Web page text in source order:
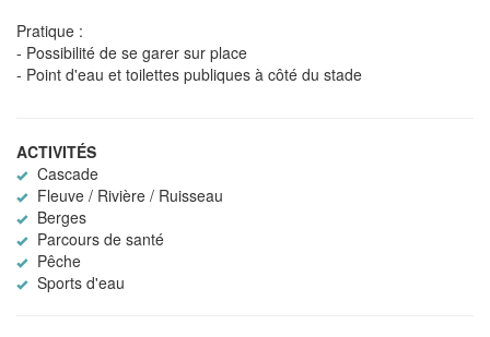
Pratique :
- Possibilité de se garer sur place
- Point d'eau et toilettes publiques à côté du stade
ACTIVITÉS
Cascade
Fleuve / Rivière / Ruisseau
Berges
Parcours de santé
Pêche
Sports d'eau